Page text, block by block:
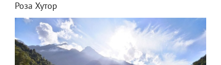
Роза Хутор